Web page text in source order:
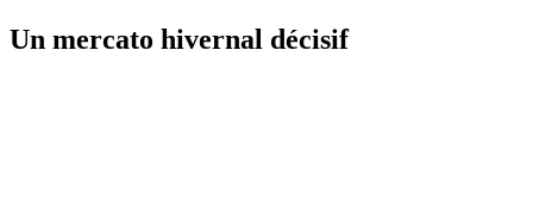
Un mercato hivernal décisif